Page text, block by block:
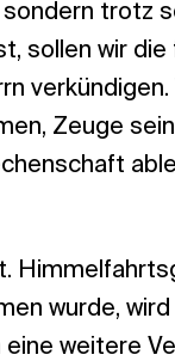
trotz
sollen wir
verkündigen.
Zeuge
wurde,
weitere